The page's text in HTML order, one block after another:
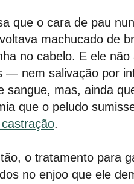
que o cara de pau
machucado de
no cabelo. E ele
― nem salivação por
sangue, mas, ainda
que o peludo
.
o tratamento para
no enjoo que ele